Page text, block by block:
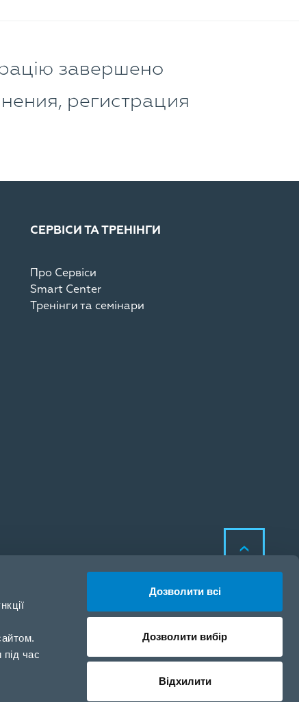
час
Дозволити всі
Дозволити вибір
Відхилити
завершено
регистрация
СЕРВІСИ ТА ТРЕНІНГИ
Про Сервіси
Smart Center
Тренінги та семінари
Політика щодо файлів
cookie
Політика конфіденційності